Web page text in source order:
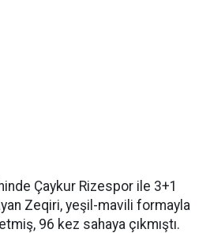
Çaykur Rizespor ile 3+1
Zeqiri, yeşil-mavili formayla
96 kez sahaya çıkmıştı.